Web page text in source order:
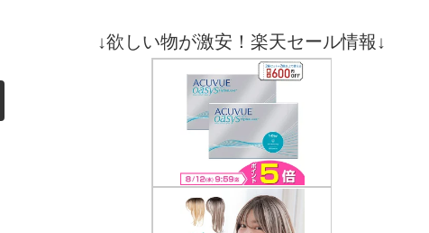
↓欲しい物が激安！楽天セール情報↓